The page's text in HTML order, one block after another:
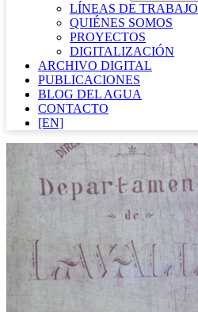
LÍNEAS DE TRABAJO
QUIÉNES SOMOS
PROYECTOS
DIGITALIZACIÓN
ARCHIVO DIGITAL
PUBLICACIONES
BLOG DEL AGUA
CONTACTO
[EN]